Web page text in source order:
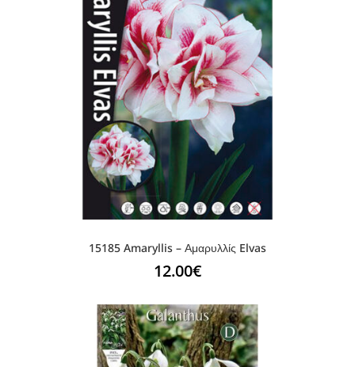
15185 Amaryllis – Αμαρυλλίς Elvas
12.00€